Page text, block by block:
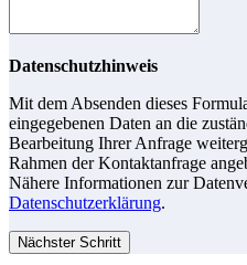
Datenschutzhinweis
Mit dem Absenden dieses
eingegebenen Daten an die
Bearbeitung Ihrer Anfrage
Rahmen der Kontaktanfrage
Nähere Informationen zur
Datenschutzerklärung.
Nächster Schritt